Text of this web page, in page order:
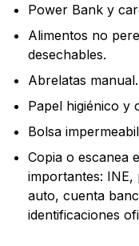
Power Bank y
Alimentos no
desechables.
Abrelatas manual.
Papel higiénico y
Bolsa
Copia o escanea
importantes:
auto, cuenta
identificaciones